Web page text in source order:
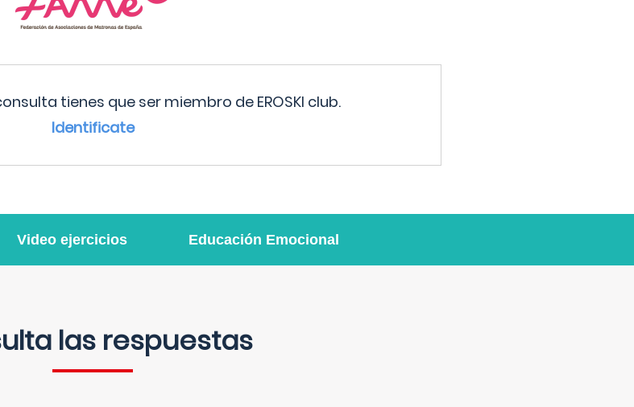
tienes que ser miembro de EROSKI club.
Identificate
Video ejercicios Educación Emocional
las respuestas